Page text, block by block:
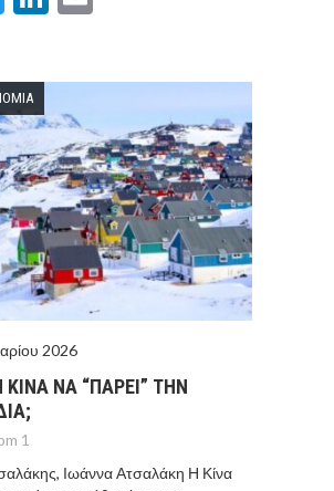
2026
ΝΑ “ΠΑΡΕΙ” ΤΗΝ
1
Ιωάννα Ατσαλάκη Η Κίνα